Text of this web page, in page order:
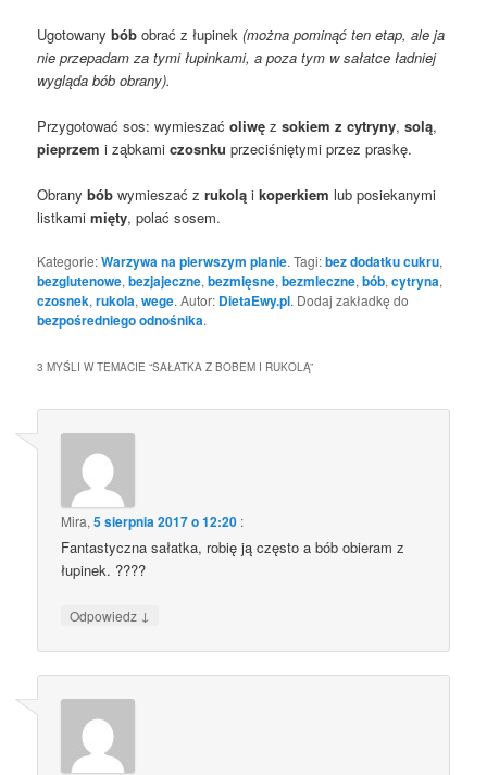
Ugotowanybób obrać z łupinek(można pominąć ten etap, ale ja
nie przepadam za tymi łupinkami, a poza tym w sałatce ładniej
wygląda bób obrany).
Przygotować sos: wymieszaćoliwę zsokiem z cytryny,solą,
pieprzem i ząbkamiczosnku przeciśniętymi przez praskę.
Obranybób wymieszać z rukolą ikoperkiem lub posiekanymi
listkamimięty, polać sosem.
Kategorie:Warzywa na pierwszym planie. Tagi:bez dodatku cukru,
bezglutenowe,bezjajeczne,bezmięsne,bezmleczne,bób,cytryna,
czosnek,rukola,wege. Autor: DietaEwy.pl. Dodaj zakładkę do
bezpośredniego odnośnika.
3 MYŚLI W TEMACIE “SAŁATKA Z BOBEM I RUKOLĄ”
Mira,5 sierpnia 2017 o 12:20 :
Fantastyczna sałatka, robię ją często a bób obieram z
łupinek. ????
Odpowiedz ↓